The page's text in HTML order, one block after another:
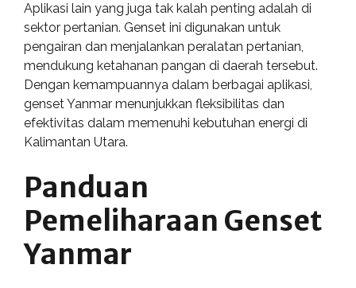
Aplikasi lain yang juga tak kalah penting adalah di
sektor pertanian. Genset ini digunakan untuk
pengairan dan menjalankan peralatan pertanian,
mendukung ketahanan pangan di daerah tersebut.
Dengan kemampuannya dalam berbagai aplikasi,
genset Yanmar menunjukkan fleksibilitas dan
efektivitas dalam memenuhi kebutuhan energi di
Kalimantan Utara.
Panduan
Pemeliharaan Genset
Yanmar